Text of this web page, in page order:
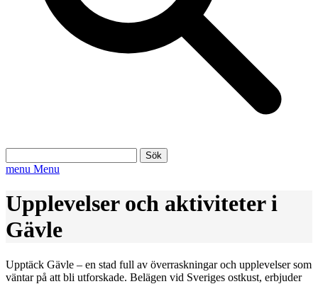
efter:
menu Menu
Upplevelser och aktiviteter i
Gävle
Upptäck Gävle – en stad full av överraskningar och upplevelser som
väntar på att bli utforskade. Belägen vid Sveriges ostkust, erbjuder